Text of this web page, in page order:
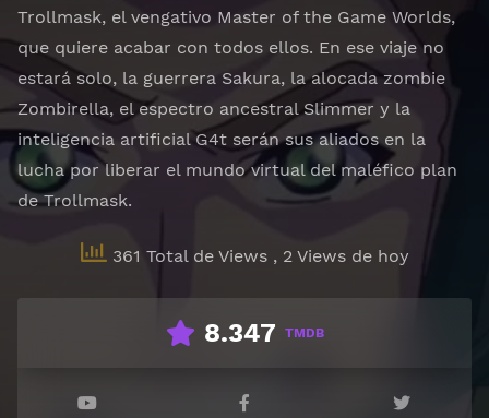
Trollmask, el vengativo Master of the Game Worlds,
que quiere acabar con todos ellos. En ese viaje no
estará solo, la guerrera Sakura, la alocada zombie
Zombirella, el espectro ancestral Slimmer y la
inteligencia artificial G4t serán sus aliados en la
lucha por liberar el mundo virtual del maléfico plan
de Trollmask.
361 Total de Views , 2 Views de hoy
8.347 TMDB